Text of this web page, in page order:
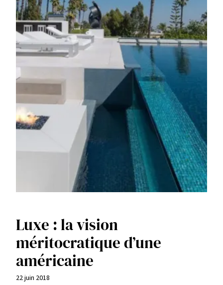
Luxe : la vision
méritocratique d’une
américaine
22 juin 2018